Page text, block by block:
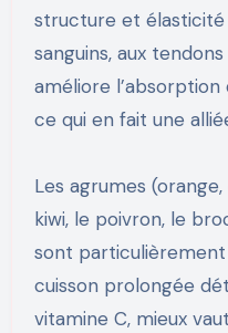
structure et élasticité
sanguins, aux
améliore l’absorption
ce qui en fait une
Les agrumes
kiwi, le poivron, le
sont
cuisson prolongée
vitamine C, mieux